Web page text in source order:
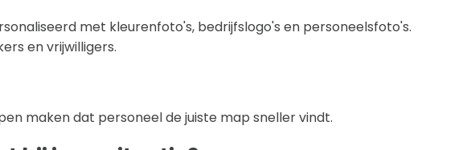
met kleurenfoto's, bedrijfslogo's en personeelsfoto's.
en vrijwilligers.
maken dat personeel de juiste map sneller vindt.